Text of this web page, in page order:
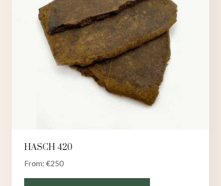
HASCH 420
From: €250